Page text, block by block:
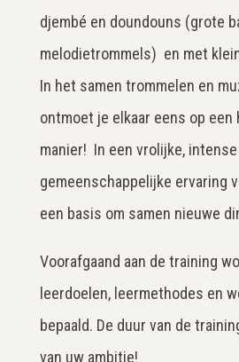
djembé en doundouns (grote
melodietrommels) en met
In het samen trommelen en
ontmoet je elkaar eens op een
manier! In een vrolijke, intense
gemeenschappelijke ervaring
een basis om samen nieuwe
Voorafgaand aan de training
leerdoelen, leermethodes en
bepaald. De duur van de
van uw ambitie!